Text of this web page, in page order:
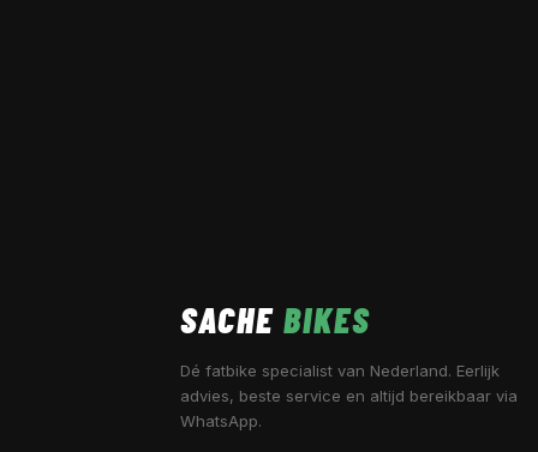
SACHE BIKES
Dé fatbike specialist van Nederland. Eerlijk
advies, beste service en altijd bereikbaar via
WhatsApp.